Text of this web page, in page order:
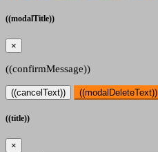
((modalTitle))
×
((confirmMessage))
((cancelText)) ((modalDeleteText))
((title))
×